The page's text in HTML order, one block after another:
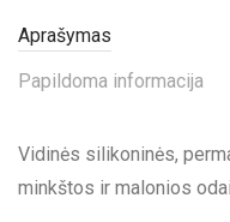
Aprašymas
Papildoma informacija
Vidinės silikoninės,
minkštos ir malonios odai.